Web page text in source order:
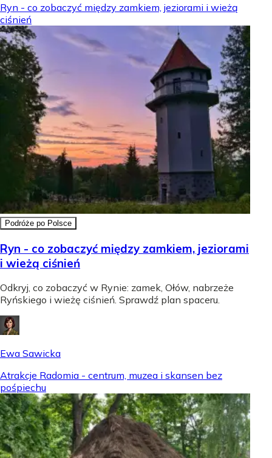
Ryn - co zobaczyć między zamkiem, jeziorami i wieżą
ciśnień
Podróże po Polsce
Ryn - co zobaczyć między zamkiem, jeziorami
i wieżą ciśnień
Odkryj, co zobaczyć w Rynie: zamek, Ołów, nabrzeże
Ryńskiego i wieżę ciśnień. Sprawdź plan spaceru.
Ewa Sawicka
Atrakcje Radomia - centrum, muzea i skansen bez
pośpiechu